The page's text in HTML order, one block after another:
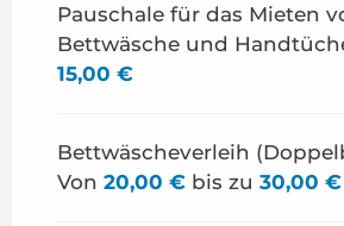
Pauschale für das Mieten
Bettwäsche und
15,00 €
Bettwäscheverleih
Von 20,00 € bis zu 30,00 €